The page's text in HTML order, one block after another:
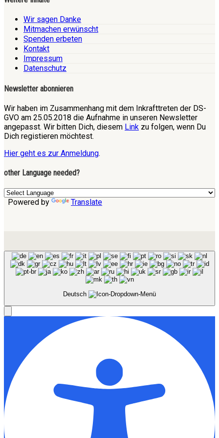
Wir sagen Danke
Mitmachen erwünscht
Spenden erbeten
Kontakt
Impressum
Datenschutz
Newsletter abonnieren
Wir haben im Zusammenhang mit dem Inkrafttreten der DS-
GVO am 25.05.2018 die Aufnahme in unseren Newsletter
angepasst. Wir bitten Dich, diesem Link zu folgen, wenn Du
Dich registieren möchtest.
Hier geht es zur Anmeldung.
other Language needed?
Powered by Translate
Deutsch